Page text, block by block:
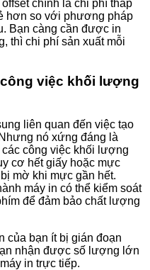
chính là chi phí thấp
hơn so với phương pháp
Bạn càng cần được in
thì chi phí sản xuất mỗi
việc khối lượng
liên quan đến việc tạo
nó xứng đáng là
công việc khối lượng
cơ hết giấy hoặc mực
mờ khi mực gần hết.
máy in có thể kiểm soát
để đảm bảo chất lượng
của bạn ít bị gián đoạn
nhận được số lượng lớn
in trực tiếp.